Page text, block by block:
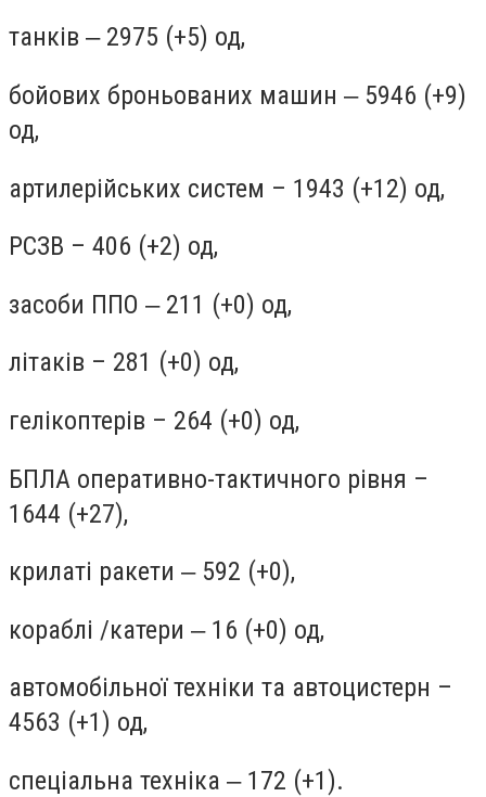
танків ‒ 2975 (+5) од,
бойових броньованих машин ‒ 5946 (+9)
од,
артилерійських систем – 1943 (+12) од,
РСЗВ – 406 (+2) од,
засоби ППО ‒ 211 (+0) од,
літаків – 281 (+0) од,
гелікоптерів – 264 (+0) од,
БПЛА оперативно-тактичного рівня –
1644 (+27),
крилаті ракети ‒ 592 (+0),
кораблі /катери ‒ 16 (+0) од,
автомобільної техніки та автоцистерн –
4563 (+1) од,
спеціальна техніка ‒ 172 (+1).